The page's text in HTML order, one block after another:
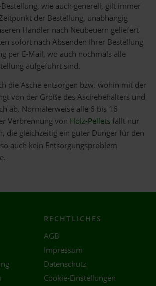
wie auch generell, gilt immer
der Bestellung, unabhängig
Händler nach Neubeuern geliefert
sofort nach Absenden Ihrer Bestellung
per E-Mail, wo auch nochmals alle
aufgeführt sind.
die Asche entsorgen bzw. wohin mit der
von der Größe des Aschebehälters und
ab. Normalerweise alle 6 bis 16
Verbrennung von Holz-Pelletsfällt nur
die gleichzeitig ein guter Dünger für den
auch kein Entsorgungsproblem
RECHTLICHES
AGB
Impressum
Datenschutz
Cookie-Einstellungen